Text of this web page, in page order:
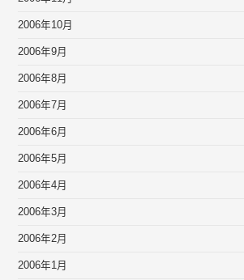
2006年10月
2006年9月
2006年8月
2006年7月
2006年6月
2006年5月
2006年4月
2006年3月
2006年2月
2006年1月